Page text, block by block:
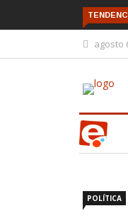
agosto
POLÍTICA